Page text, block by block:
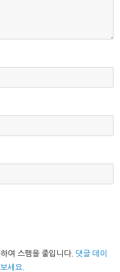
여 스팸을 줄입니다. 댓글 데이
세요.